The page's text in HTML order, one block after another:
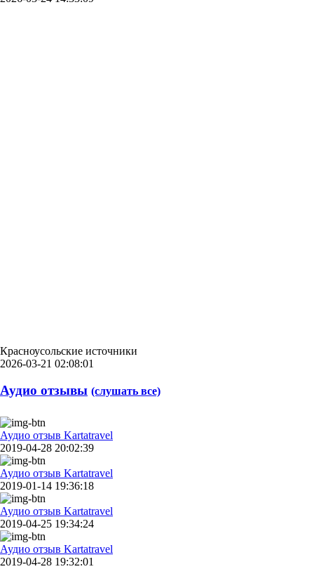
Красноусольские источники
2026-03-21 02:08:01
Аудио отзывы (слушать все)
Аудио отзыв Kartatravel
2019-04-28 20:02:39
Аудио отзыв Kartatravel
2019-01-14 19:36:18
Аудио отзыв Kartatravel
2019-04-25 19:34:24
Аудио отзыв Kartatravel
2019-04-28 19:32:01